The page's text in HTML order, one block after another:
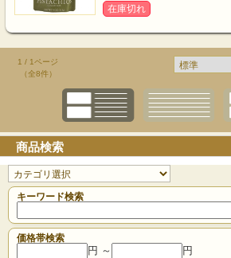
在庫切れ
1 / 1ページ
（全8件）
商品検索
キーワード検索
価格帯検索
円 ～ 円